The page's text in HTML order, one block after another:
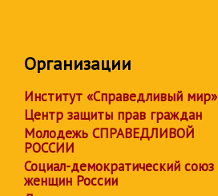
Организации
Институт «Справедливый мир»
Центр защиты прав граждан
Молодежь СПРАВЕДЛИВОЙ
РОССИИ
Социал-демократический союз
женщин России